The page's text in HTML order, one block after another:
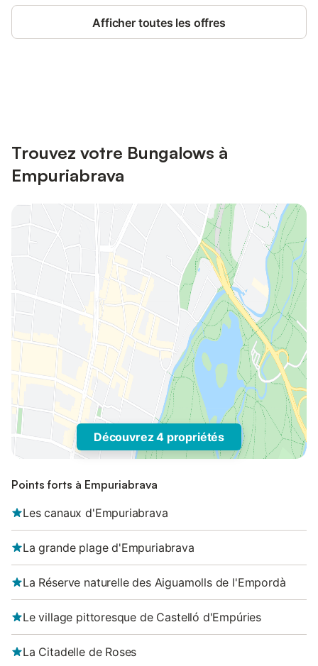
Afficher toutes les offres
Trouvez votre Bungalows à
Empuriabrava
Découvrez 4 propriétés
Points forts à Empuriabrava
Les canaux d'Empuriabrava
La grande plage d'Empuriabrava
La Réserve naturelle des Aiguamolls de l'Empordà
Le village pittoresque de Castelló d'Empúries
La Citadelle de Roses